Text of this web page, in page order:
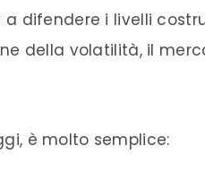
a difendere i livelli
della volatilità, il
è molto semplice: